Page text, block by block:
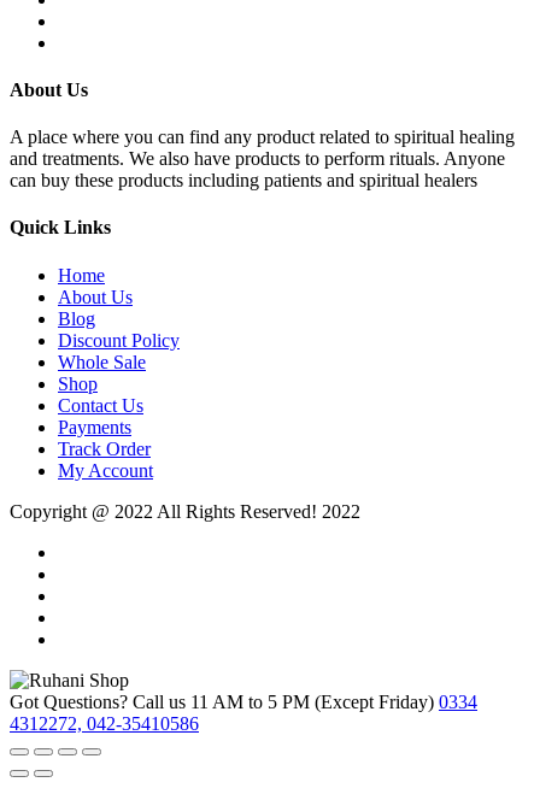
About Us
A place where you can find any product related to spiritual healing
and treatments. We also have products to perform rituals. Anyone
can buy these products including patients and spiritual healers
Quick Links
Home
About Us
Blog
Discount Policy
Whole Sale
Shop
Contact Us
Payments
Track Order
My Account
Copyright @ 2022 All Rights Reserved! 2022
Got Questions? Call us 11 AM to 5 PM (Except Friday) 0334
4312272, 042-35410586